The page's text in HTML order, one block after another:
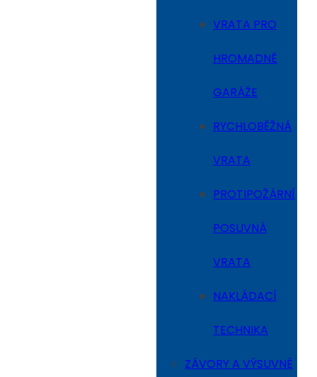
VRATA PRO
HROMADNÉ
GARÁŽE
RYCHLOBĚŽNÁ
VRATA
PROTIPOŽÁRNÍ
POSUVNÁ
VRATA
NAKLÁDACÍ
TECHNIKA
ZÁVORY A VÝSUVNÉ